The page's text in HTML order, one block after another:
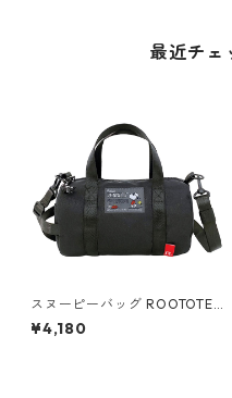
最近チェ
スヌーピーバッグ ROOTOTE
Drum PEANUTS 8324 ルート
ート スヌーピー IP.ドラム.ピ
¥4,180